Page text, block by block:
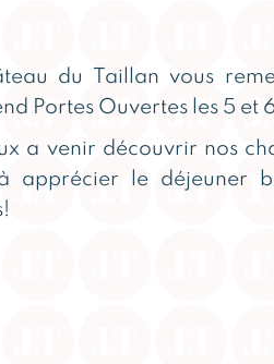
du Taillan vous
Portes Ouvertes les 5 et
a venir découvrir nos
apprécier le déjeuner